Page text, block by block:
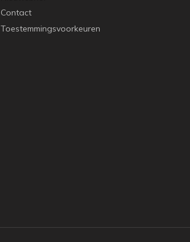
Contact
Toestemmingsvoorkeuren